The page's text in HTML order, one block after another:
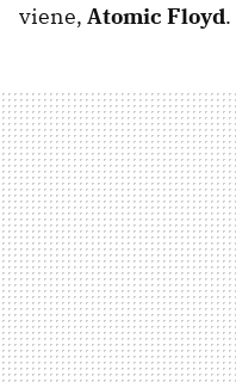
viene, Atomic Floyd.